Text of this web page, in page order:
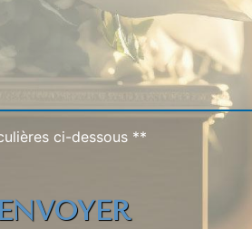
ci-dessous **
ENVOYER